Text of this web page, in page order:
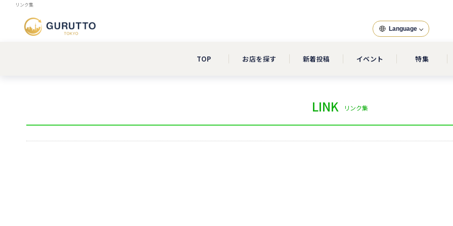
リンク集
Language
TOP お店を探す 新着投稿 イベント 特集
LINK リンク集